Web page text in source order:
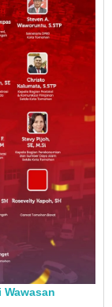
Wawasan